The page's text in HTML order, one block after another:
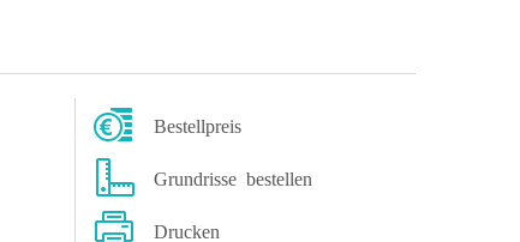
Bestellpreis
Grundrisse bestellen
Drucken